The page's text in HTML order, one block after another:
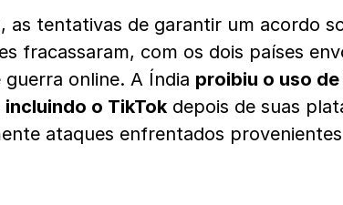
as tentativas de garantir um acordo
fracassaram, com os dois países
guerra online. A Índia proibiu o uso
incluindo o TikTok depois de suas
ataques enfrentados